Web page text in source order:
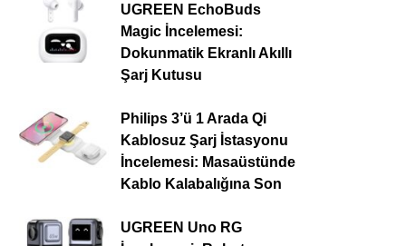
UGREEN EchoBuds
Magic İncelemesi:
Dokunmatik Ekranlı Akıllı
Şarj Kutusu
Philips 3’ü 1 Arada Qi
Kablosuz Şarj İstasyonu
İncelemesi: Masaüstünde
Kablo Kalabalığına Son
UGREEN Uno RG